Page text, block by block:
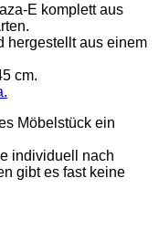
E komplett aus
hergestellt aus einem
cm.
Möbelstück ein
individuell nach
gibt es fast keine